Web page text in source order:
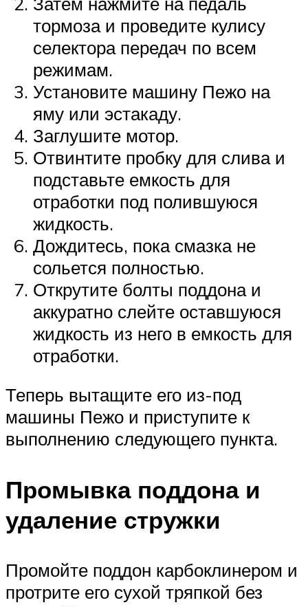
тормоза и проведите кулису
селектора передач по всем
режимам.
Установите машину Пежо на
яму или эстакаду.
Заглушите мотор.
Отвинтите пробку для слива и
подставьте емкость для
отработки под полившуюся
жидкость.
Дождитесь, пока смазка не
сольется полностью.
Открутите болты поддона и
аккуратно слейте оставшуюся
жидкость из него в емкость для
отработки.
Теперь вытащите его из-под
машины Пежо и приступите к
выполнению следующего пункта.
Промывка поддона и
удаление стружки
Промойте поддон карбоклинером и
протрите его сухой тряпкой без